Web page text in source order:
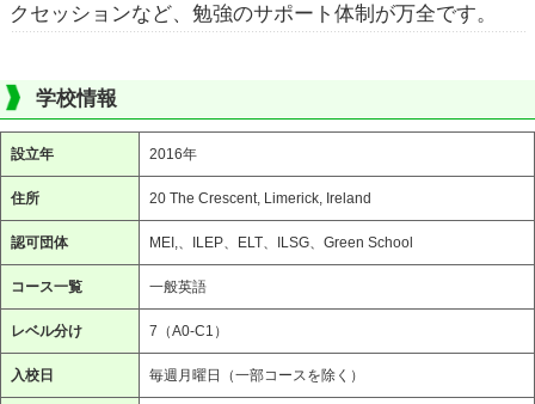
クセッションなど、勉強のサポート体制が万全です。
学校情報
設立年 2016年
住所 20 The Crescent, Limerick, Ireland
認可団体 MEI,、ILEP、ELT、ILSG、Green School
コース一覧 一般英語
レベル分け 7（A0-C1）
入校日 毎週月曜日（一部コースを除く）